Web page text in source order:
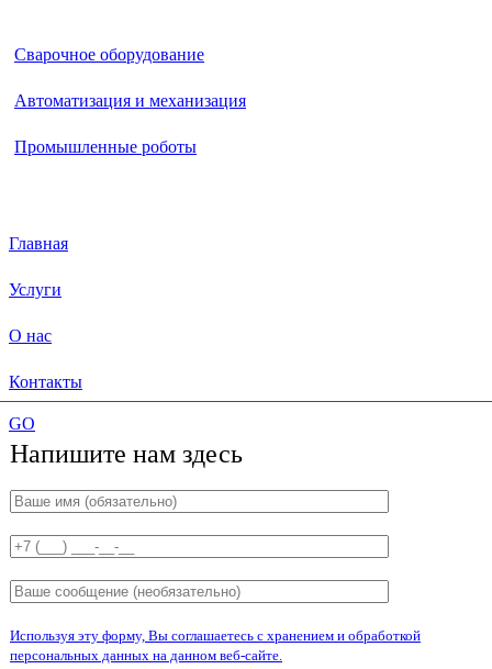
Сварочное оборудование
Автоматизация и механизация
Промышленные роботы
Главная
Услуги
О нас
Контакты
GO
Напишите нам здесь
Используя эту форму, Вы соглашаетесь с хранением и обработкой
персональных данных на данном веб-сайте.